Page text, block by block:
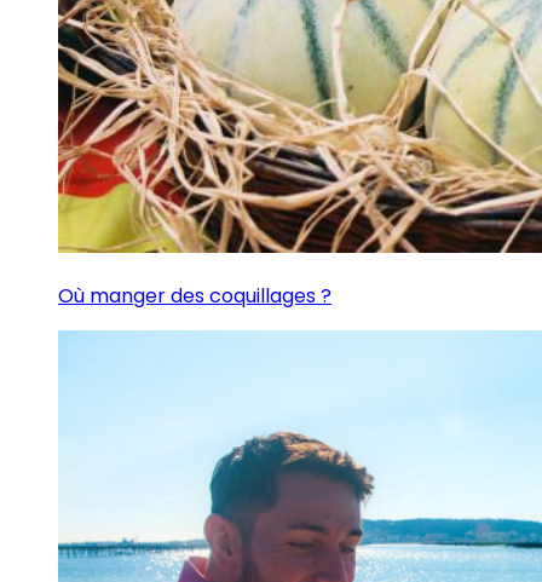
Où manger des coquillages ?